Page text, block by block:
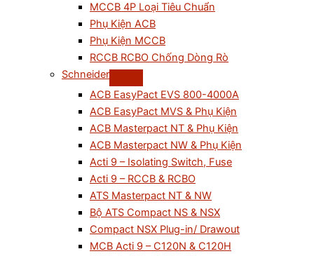
MCCB 4P Loại Tiêu Chuẩn
Phụ Kiện ACB
Phụ Kiện MCCB
RCCB RCBO Chống Dòng Rò
Schneider
ACB EasyPact EVS 800-4000A
ACB EasyPact MVS & Phụ Kiện
ACB Masterpact NT & Phụ Kiện
ACB Masterpact NW & Phụ Kiện
Acti 9 – Isolating Switch, Fuse
Acti 9 – RCCB & RCBO
ATS Masterpact NT & NW
Bộ ATS Compact NS & NSX
Compact NSX Plug-in/ Drawout
MCB Acti 9 – C120N & C120H